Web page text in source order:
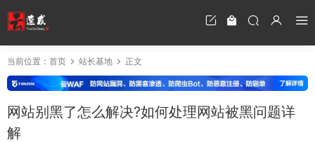
当前位置： 首页 站长基地 正文
网站别黑了怎么解决?如何处理网站被黑问题详
解